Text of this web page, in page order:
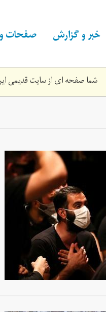
خبر و گزارش صفحات
شما صفحه ای از سایت قدیمی